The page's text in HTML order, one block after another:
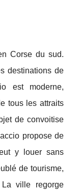
Corse du sud.
destinations de
est moderne,
tous les attraits
de convoitise
propose de
y louer sans
de tourisme,
ville regorge